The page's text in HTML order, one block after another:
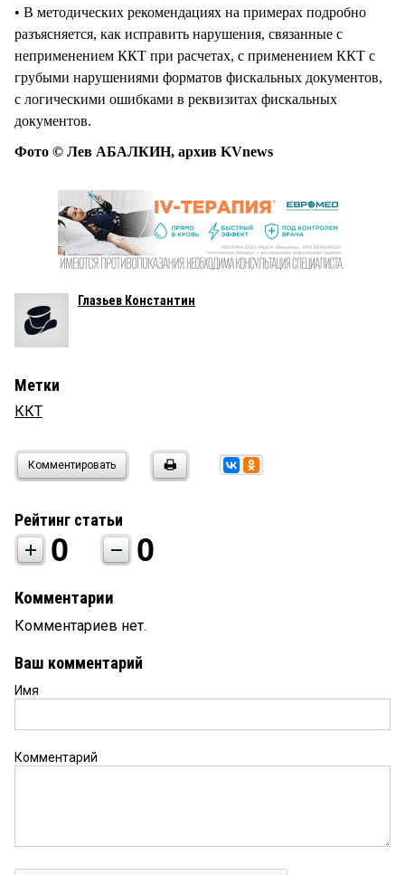
• В методических рекомендациях на примерах подробно
разъясняется, как исправить нарушения, связанные с
неприменением ККТ при расчетах, с применением ККТ с
грубыми нарушениями форматов фискальных документов,
с логическими ошибками в реквизитах фискальных
документов.
Фото © Лев АБАЛКИН, архив KVnews
Глазьев Константин
Метки
ККТ
Комментировать
Рейтинг статьи
0 0
Комментарии
Комментариев нет.
Ваш комментарий
Имя
Комментарий